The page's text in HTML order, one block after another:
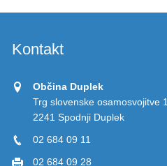
Kontakt
Občina Duplek
Trg slovenske osamosvojitve 1
2241 Spodnji Duplek
02 684 09 11
02 684 09 28